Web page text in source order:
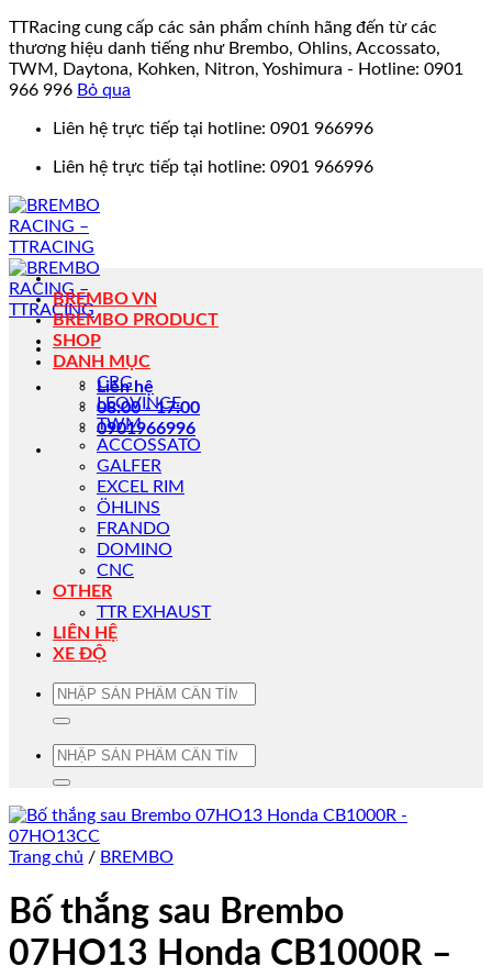
TTRacing cung cấp các sản phẩm chính hãng đến từ các
thương hiệu danh tiếng như Brembo, Ohlins, Accossato,
TWM, Daytona, Kohken, Nitron, Yoshimura - Hotline: 0901
966 996 Bỏ qua
Liên hệ trực tiếp tại hotline: 0901 966996
Liên hệ trực tiếp tại hotline: 0901 966996
Liên hệ
08:00 - 17:00
0901966996
BREMBO VN
BREMBO PRODUCT
SHOP
DANH MỤC
CRG
LEOVINCE
TWM
ACCOSSATO
GALFER
EXCEL RIM
ÖHLINS
FRANDO
DOMINO
CNC
OTHER
TTR EXHAUST
LIÊN HỆ
XE ĐỘ
Tìm
Tìm
Trang chủ / BREMBO
Bố thắng sau Brembo
07HO13 Honda CB1000R –